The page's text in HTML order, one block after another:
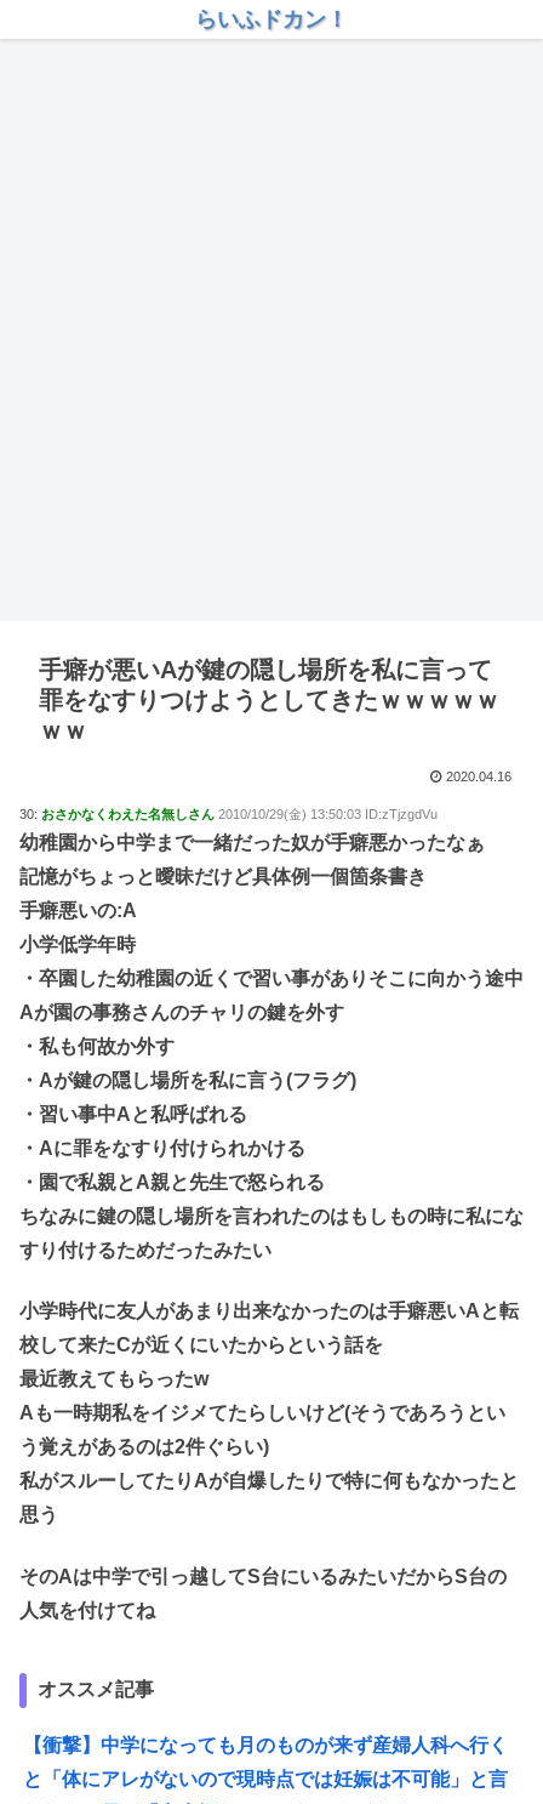
らいふドカン！
手癖が悪いAが鍵の隠し場所を私に言って
罪をなすりつけようとしてきたｗｗｗｗｗ
ｗｗ
2020.04.16
30: おさかなくわえた名無しさん 2010/10/29(金) 13:50:03 ID:zTjzgdVu
幼稚園から中学まで一緒だった奴が手癖悪かったなぁ
記憶がちょっと曖昧だけど具体例一個箇条書き
手癖悪いの:A
小学低学年時
・卒園した幼稚園の近くで習い事がありそこに向かう途中
Aが園の事務さんのチャリの鍵を外す
・私も何故か外す
・Aが鍵の隠し場所を私に言う(フラグ)
・習い事中Aと私呼ばれる
・Aに罪をなすり付けられかける
・園で私親とA親と先生で怒られる
ちなみに鍵の隠し場所を言われたのはもしもの時に私にな
すり付けるためだったみたい
小学時代に友人があまり出来なかったのは手癖悪いAと転
校して来たCが近くにいたからという話を
最近教えてもらったw
Aも一時期私をイジメてたらしいけど(そうであろうとい
う覚えがあるのは2件ぐらい)
私がスルーしてたりAが自爆したりで特に何もなかったと
思う
そのAは中学で引っ越してS台にいるみたいだからS台の
人気を付けてね
オススメ記事
【衝撃】中学になっても月のものが来ず産婦人科へ行く
と「体にアレがないので現時点では妊娠は不可能」と言